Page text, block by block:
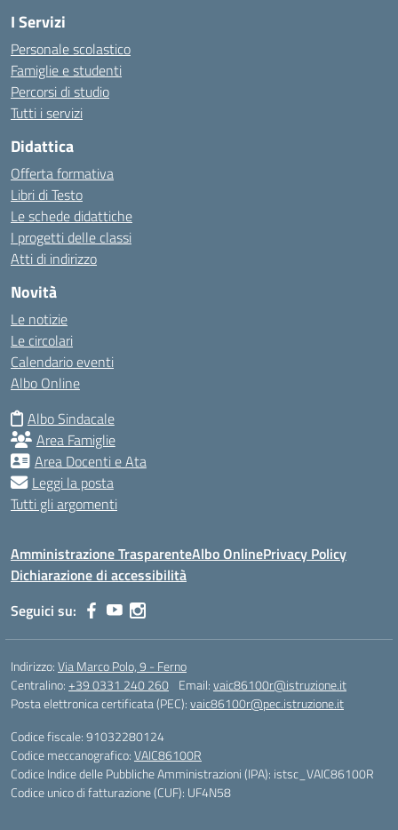
I Servizi
Personale scolastico
Famiglie e studenti
Percorsi di studio
Tutti i servizi
Didattica
Offerta formativa
Libri di Testo
Le schede didattiche
I progetti delle classi
Atti di indirizzo
Novità
Le notizie
Le circolari
Calendario eventi
Albo Online
Albo Sindacale
Area Famiglie
Area Docenti e Ata
Leggi la posta
Tutti gli argomenti
Amministrazione TrasparenteAlbo OnlinePrivacy Policy
Dichiarazione di accessibilità
Seguici su:
Indirizzo:Via Marco Polo, 9 - Ferno
Centralino:+39 0331 240 260 Email:vaic86100r@istruzione.it
Posta elettronica certificata (PEC):vaic86100r@pec.istruzione.it
Codice fiscale: 91032280124
Codice meccanografico:VAIC86100R
Codice Indice delle Pubbliche Amministrazioni (IPA): istsc_VAIC86100R
Codice unico di fatturazione (CUF): UF4N58